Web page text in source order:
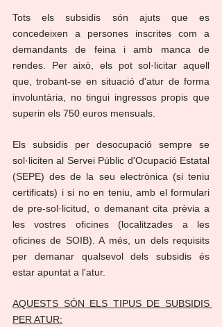
Tots els subsidis són ajuts que es
concedeixen a persones inscrites com a
demandants de feina i amb manca de
rendes. Per això, els pot sol·licitar aquell
que, trobant-se en situació d'atur de forma
involuntària, no tingui ingressos propis que
superin els 750 euros mensuals.
Els subsidis per desocupació sempre se
sol·liciten al Servei Públic d'Ocupació Estatal
(SEPE) des de la seu electrònica (si teniu
certificats) i si no en teniu, amb el formulari
de pre-sol·licitud, o demanant cita prèvia a
les vostres oficines (localitzades a les
oficines de SOIB). A més, un dels requisits
per demanar qualsevol dels subsidis és
estar apuntat a l'atur.
AQUESTS SÓN ELS TIPUS DE SUBSIDIS
PER ATUR: